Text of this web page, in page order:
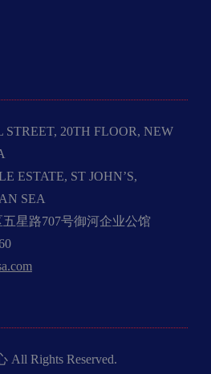
20TH FLOOR, NEW
ESTATE, ST JOHN’S,
SEA
星路707号御河企业公馆
All Rights Reserved.